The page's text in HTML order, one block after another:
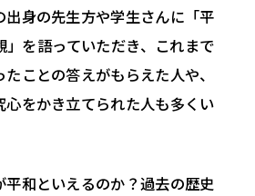
出身の先生方や学生さんに「平
」を語っていただき、これまで
ことの答えがもらえた人や、
心をかき立てられた人も多くい
平和といえるのか？過去の歴史